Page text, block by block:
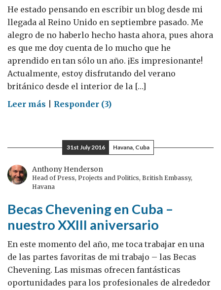
He estado pensando en escribir un blog desde mi
llegada al Reino Unido en septiembre pasado. Me
alegro de no haberlo hecho hasta ahora, pues ahora
es que me doy cuenta de lo mucho que he
aprendido en tan sólo un año. ¡Es impresionante!
Actualmente, estoy disfrutando del verano
británico desde el interior de la […]
Leer más on
como
becaria
Chevening
–
anécdotas
mojitos
de
cerveza
Responder (3)
31st July 2016 Havana, Cuba
Anthony Henderson
Head of Press, Projects and Politics, British Embassy,
Havana
Becas Chevening en Cuba –
nuestro XXIII aniversario
En este momento del año, me toca trabajar en una
de las partes favoritas de mi trabajo – las Becas
Chevening. Las mismas ofrecen fantásticas
oportunidades para los profesionales de alrededor